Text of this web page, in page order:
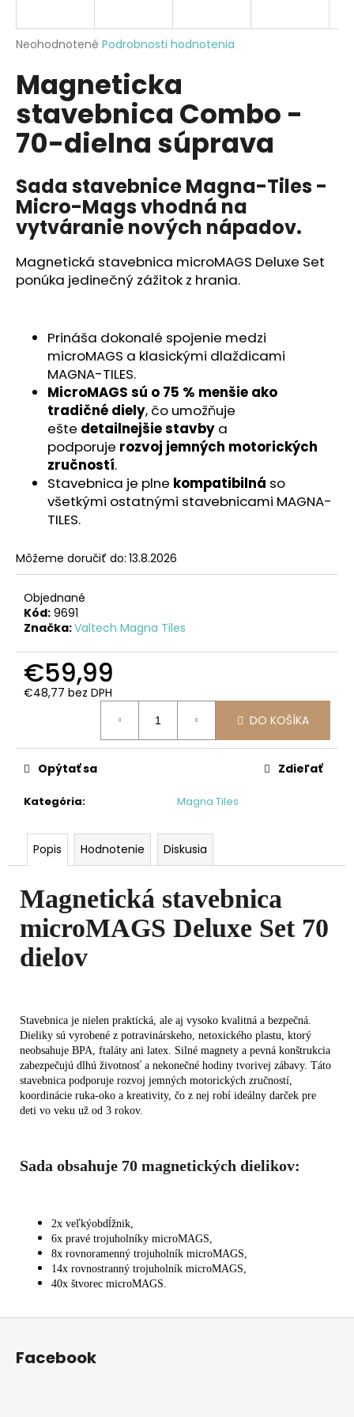
Priemerné
produktu
je
z
5
hviezdičiek.
Neohodnotené Podrobnosti hodnotenia
Magneticka
stavebnica Combo -
70-dielna súprava
Sada stavebnice Magna-Tiles -
Micro-Mags vhodná na
vytváranie nových nápadov.
Magnetická stavebnica microMAGS Deluxe Set
ponúka jedinečný zážitok z hrania.
Prináša dokonalé spojenie medzi
microMAGS a klasickými dlaždicami
MAGNA-TILES.
MicroMAGS sú o 75 % menšie ako
tradičné diely, čo umožňuje
ešte detailnejšie stavby a
podporuje rozvoj jemných motorických
zručností.
Stavebnica je plne kompatibilná so
všetkými ostatnými stavebnicami MAGNA-
TILES.
Môžeme doručiť do: 13.8.2026
Objednané
Kód: 9691
Značka:Valtech Magna Tiles
€59,99
€48,77 bez DPH
DO KOŠÍKA
Kategória: Magna Tiles
Opýtať sa Zdieľať
Popis Hodnotenie Diskusia
Magnetická stavebnica
microMAGS Deluxe Set 70
dielov
Stavebnica je nielen praktická, ale aj vysoko kvalitná a bezpečná.
Dieliky sú vyrobené z potravinárskeho, netoxického plastu, ktorý
neobsahuje BPA, ftaláty ani latex. Silné magnety a pevná konštrukcia
zabezpečujú dlhú životnosť a nekonečné hodiny tvorivej zábavy. Táto
stavebnica podporuje rozvoj jemných motorických zručností,
koordinácie ruka-oko a kreativity, čo z nej robí ideálny darček pre
deti vo veku už od 3 rokov.
Sada obsahuje 70 magnetických dielikov:
2x veľkýobdĺžnik,
6x pravé trojuholníky microMAGS,
8x rovnoramenný trojuholník microMAGS,
14x rovnostranný trojuholník microMAGS,
40x štvorec microMAGS.
j
ť
?
HĽADAŤ
O
d
p
VELIKÁN
SADA
ORTOPEDICKÝCH
PODLÁH
FAREBNÁ
Z
Facebook